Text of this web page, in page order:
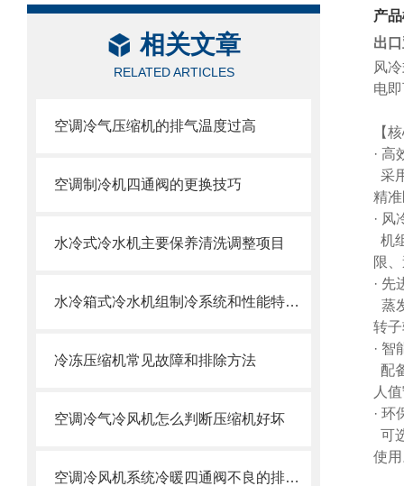
相关文章
RELATED ARTICLES
空调冷气压缩机的排气温度过高
空调制冷机四通阀的更换技巧
水冷式冷水机主要保养清洗调整项目
水冷箱式冷水机组制冷系统和性能特点介绍
冷冻压缩机常见故障和排除方法
空调冷气冷风机怎么判断压缩机好坏
空调冷风机系统冷暖四通阀不良的排查步骤
产
出
风
电
【
· 高
采
精
· 风
机
限
· 先
蒸
转
· 智
配
人
· 环
可
使